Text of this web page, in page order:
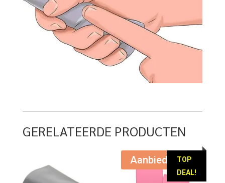
GERELATEERDE PRODUCTEN
TOP
DEAL!
Aanbieding!